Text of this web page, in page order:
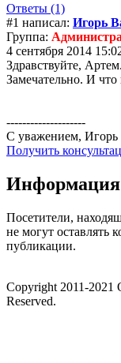
Ответы (1)
#1 написал: Игорь
Группа:
4 сентября 2014
Здравствуйте, Артем.
Замечательно. И
--------------------
С уважением, Игорь
Получить
Информация
Посетители,
не могут оставлять
публикации.
Copyright 2011-2021
Reserved.